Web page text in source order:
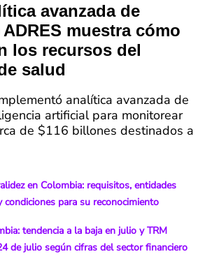
avanzada de
muestra cómo
los recursos del
salud
analítica avanzada de
artificial para monitorear
de $116 billones destinados a
en Colombia: requisitos, entidades
condiciones para su reconocimiento
tendencia a la baja en julio y TRM
de julio según cifras del sector financiero